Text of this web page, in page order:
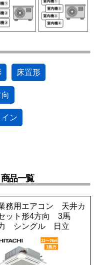
床置形
イン
品一覧
務用エアコン 天井カ
ット形4方向 3馬
シングル 日立